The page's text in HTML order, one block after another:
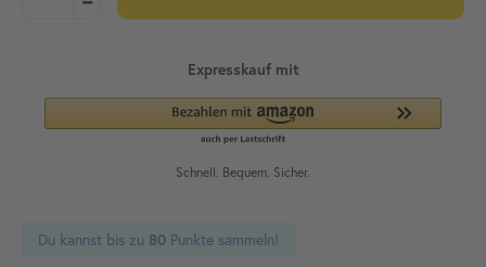
Du kannst bis zu 80 Punkte sammeln!